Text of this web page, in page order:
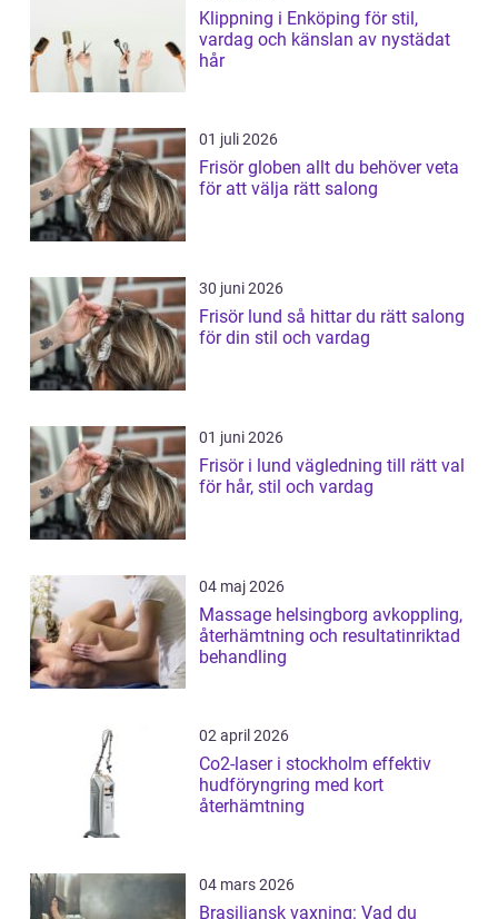
Klippning i Enköping för stil,
vardag och känslan av nystädat
hår
01 juli 2026
Frisör globen allt du behöver veta
för att välja rätt salong
30 juni 2026
Frisör lund så hittar du rätt salong
för din stil och vardag
01 juni 2026
Frisör i lund vägledning till rätt val
för hår, stil och vardag
04 maj 2026
Massage helsingborg avkoppling,
återhämtning och resultatinriktad
behandling
02 april 2026
Co2-laser i stockholm effektiv
hudföryngring med kort
återhämtning
04 mars 2026
Brasiliansk vaxning: Vad du